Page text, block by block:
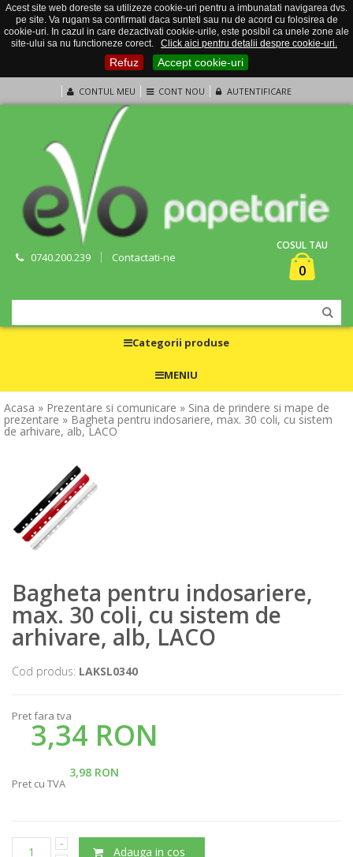
Acest site web doreste sa utilizeze cookie-uri pentru a imbunatati navigarea dvs.
pe site. Va rugam sa confirmati daca sunteti sau nu de acord cu folosirea de
cookie-uri. In cazul in care dezactivati cookie-urile, este posibil ca unele zone ale
site-ului sa nu functioneze corect.
Click aici pentru detalii despre cookie-uri.
Refuz Accept cookie-uri
CONTUL MEU CONT NOU AUTENTIFICARE
0740.200.239 Contactati-ne
COSUL TAU
0
Categorii produse
MENIU
Acasa » Prezentare si comunicare » Sina de prindere si mape de
prezentare » Bagheta pentru indosariere, max. 30 coli, cu sistem
de arhivare, alb, LACO
Bagheta pentru indosariere,
max. 30 coli, cu sistem de
arhivare, alb, LACO
Cod produs: LAKSL0340
Pret fara tva
3,34 RON
3,98 RON
Pret cu TVA
Adauga in cos